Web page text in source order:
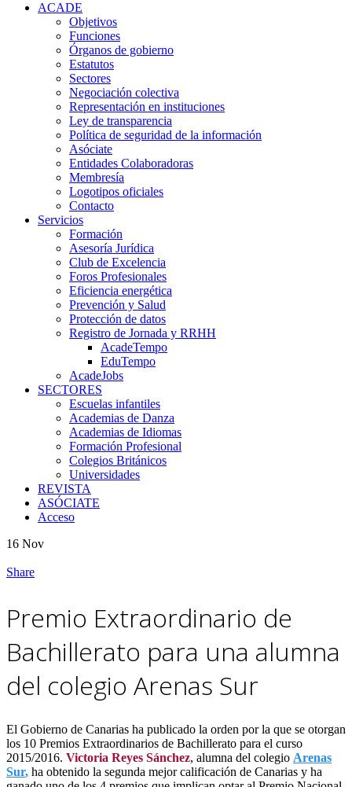
ACADE
Objetivos
Funciones
Órganos de gobierno
Estatutos
Sectores
Negociación colectiva
Representación en instituciones
Ley de transparencia
Política de seguridad de la información
Asóciate
Entidades Colaboradoras
Membresía
Logotipos oficiales
Contacto
Servicios
Formación
Asesoría Jurídica
Club de Excelencia
Foros Profesionales
Eficiencia energética
Prevención y Salud
Protección de datos
Registro de Jornada y RRHH
AcadeTempo
EduTempo
AcadeJobs
SECTORES
Escuelas infantiles
Academias de Danza
Academias de Idiomas
Formación Profesional
Colegios Británicos
Universidades
REVISTA
ASÓCIATE
Acceso
16 Nov
Share
Premio Extraordinario de
Bachillerato para una alumna
del colegio Arenas Sur
El Gobierno de Canarias ha publicado la orden por la que se otorgan
los 10 Premios Extraordinarios de Bachillerato para el curso
2015/2016. Victoria Reyes Sánchez, alumna del colegio Arenas
Sur, ha obtenido la segunda mejor calificación de Canarias y ha